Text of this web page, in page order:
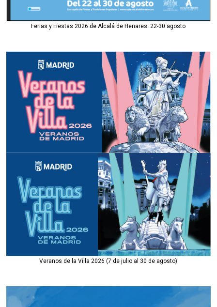
Ferias y Fiestas 2026 de Alcalá de Henares: 22-30 agosto
Veranos de la Villa 2026 (7 de julio al 30 de agosto)